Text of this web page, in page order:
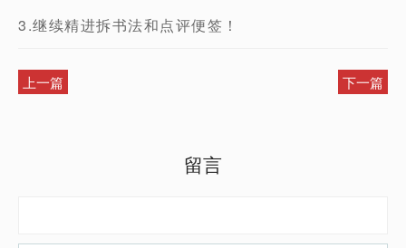
3.继续精进拆书法和点评便签！
上一篇 下一篇
留言